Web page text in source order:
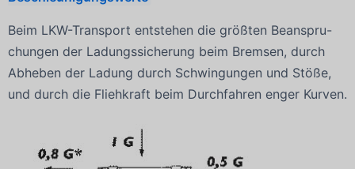
Beim LKW-Transport entstehen die größten Beanspru-
chungen der Ladungssicherung beim Bremsen, durch
Abheben der Ladung durch Schwingungen und Stöße,
und durch die Fliehkraft beim Durchfahren enger Kurven.